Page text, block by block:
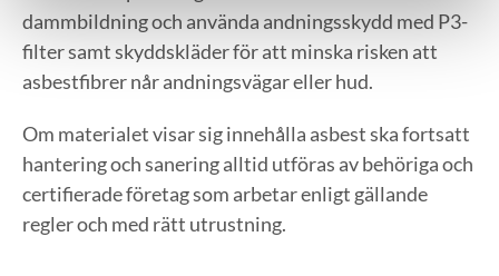
dammbildning och använda andningsskydd med P3-
filter samt skyddskläder för att minska risken att
asbestfibrer når andningsvägar eller hud.
Om materialet visar sig innehålla asbest ska fortsatt
hantering och sanering alltid utföras av behöriga och
certifierade företag som arbetar enligt gällande
regler och med rätt utrustning.